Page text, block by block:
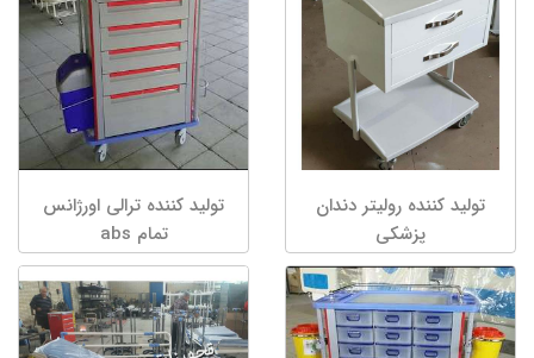
تولید کننده رولیتر دندان
پزشکی
تولید کننده ترالی اورژانس
تمام abs